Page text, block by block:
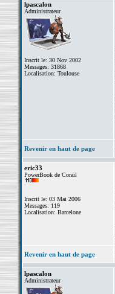
lpascalon
Administrateur
Inscrit le: 30 Nov 2002
Messages: 31868
Localisation: Toulouse
Revenir en haut de page
eric33
PowerBook de Corail
Inscrit le: 03 Mai 2006
Messages: 119
Localisation: Barcelone
Revenir en haut de page
lpascalon
Administrateur